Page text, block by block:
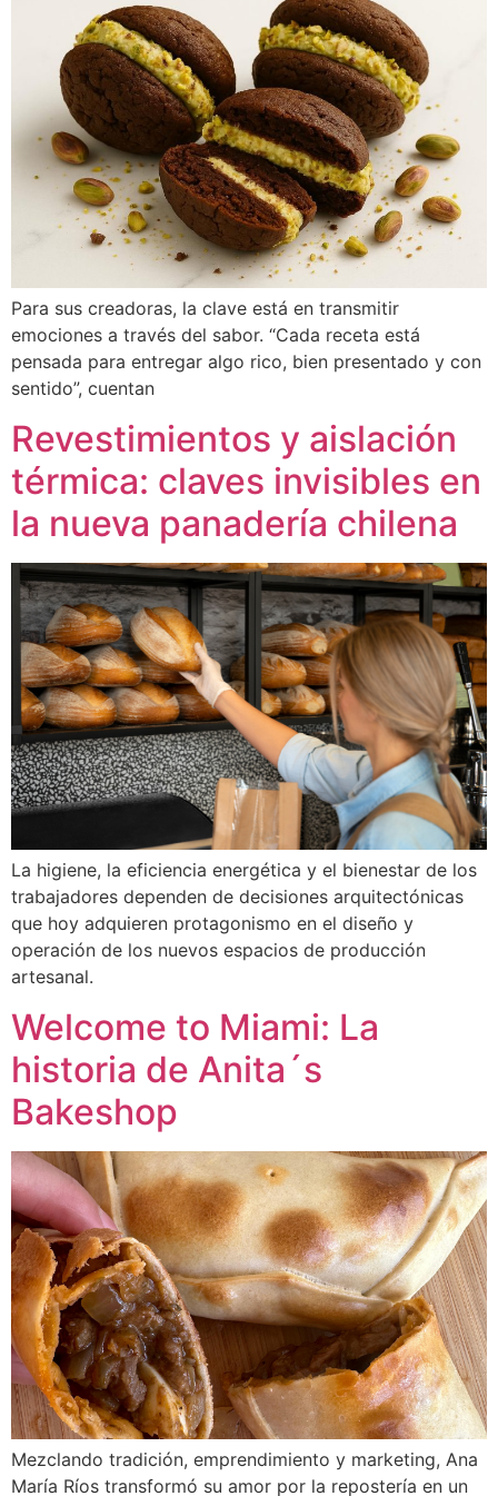
Para sus creadoras, la clave está en transmitir
emociones a través del sabor. “Cada receta está
pensada para entregar algo rico, bien presentado y con
sentido”, cuentan
Revestimientos y aislación
térmica: claves invisibles en
la nueva panadería chilena
La higiene, la eficiencia energética y el bienestar de los
trabajadores dependen de decisiones arquitectónicas
que hoy adquieren protagonismo en el diseño y
operación de los nuevos espacios de producción
artesanal.
Welcome to Miami: La
historia de Anita´s
Bakeshop
Mezclando tradición, emprendimiento y marketing, Ana
María Ríos transformó su amor por la repostería en un